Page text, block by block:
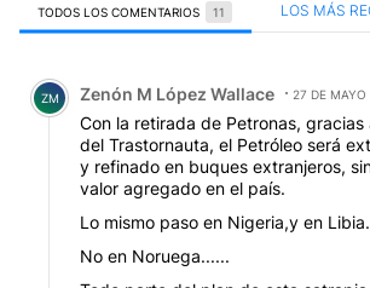
TODOS LOS COMENTARIOS 11 LOS MÁS
Comentario de Zenón M López
ZM Zenón M López Wallace 27 DE
Con la retirada de Petronas, gracias
del Trastornauta, el Petróleo será
y refinado en buques extranjeros,
valor agregado en el país.
Lo mismo paso en Nigeria,y en Libia.
No en Noruega......